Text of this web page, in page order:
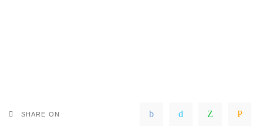
SHARE ON